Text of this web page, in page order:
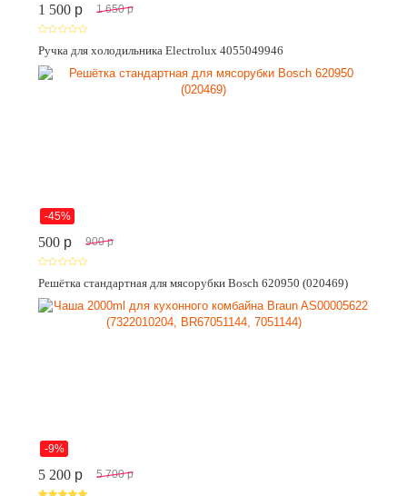
1 500 p 1 650 p
Ручка для холодильника Electrolux 4055049946
-45%
500 p 900 p
Решётка стандартная для мясорубки Bosch 620950 (020469)
-9%
5 200 p 5 700 p